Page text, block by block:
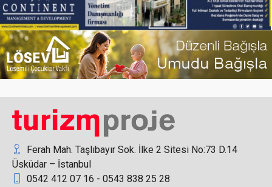
Türkiye, 2022 yılının 8 ayında 32 milyon
ziyaretçiyi ağırladı
ZUCHEX, Uzak Pazarlarda Yeni Ticaret Kapıları
Ferah Mah. Taşlıbayır Sok. İlke 2 Sitesi No:73 D.14
Üsküdar – İstanbul
0542 412 07 16 - 0543 838 25 28